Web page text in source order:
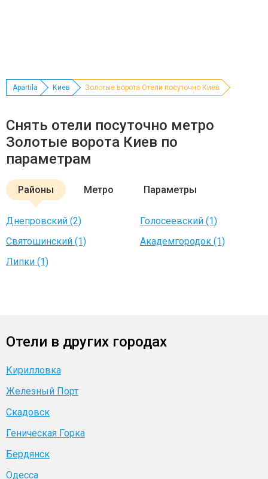
Apartila Киев Золотые ворота Отели посуточно Киев
Снять отели посуточно метро
Золотые ворота Киев по
параметрам
Районы Метро Параметры
Днепровский (2)
Голосеевский (1)
Святошинский (1)
Академгородок (1)
Липки (1)
Отели в других городах
Кирилловка
Железный Порт
Скадовск
Геническая Горка
Бердянск
Одесса